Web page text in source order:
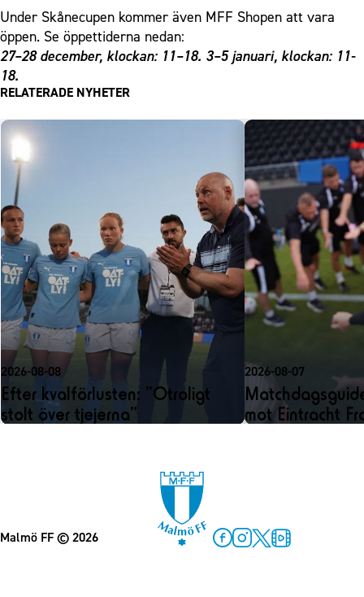
Under Skånecupen kommer även MFF Shopen att vara
öppen. Se öppettiderna nedan:
27–28 december, klockan: 11–18. 3–5 januari, klockan: 11-
18.
RELATERADE NYHETER
2026-08-08
Efter kvalförlusten: ”Otroligt
stolt över tjejerna”
2026-08-07
mot Eintracht
Malmö FF© 2026